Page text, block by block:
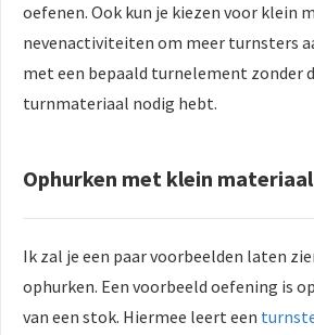
oefenen. Ook kun je kiezen voor klein
nevenactiviteiten om meer turnsters
met een bepaald turnelement zonder
turnmateriaal nodig hebt.
Ophurken met klein materiaal
Ik zal je een paar voorbeelden laten
ophurken. Een voorbeeld oefening is
van een stok. Hiermee leert een